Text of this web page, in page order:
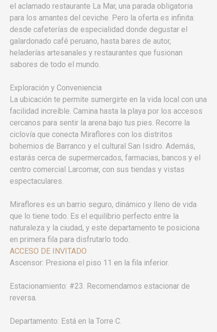
el aclamado restaurante La Mar, una parada obligatoria
para los amantes del ceviche. Pero la oferta es infinita:
desde cafeterías de especialidad donde degustar el
galardonado café peruano, hasta bares de autor,
heladerías artesanales y restaurantes que fusionan
sabores de todo el mundo.
Exploración y Conveniencia
La ubicación te permite sumergirte en la vida local con una
facilidad increíble. Camina hasta la playa por los accesos
cercanos para sentir la arena bajo tus pies. Recorre la
ciclovía que conecta Miraflores con los distritos
bohemios de Barranco y el cultural San Isidro. Además,
estarás cerca de supermercados, farmacias, bancos y el
centro comercial Larcomar, con sus tiendas y vistas
espectaculares.
Miraflores es un barrio seguro, dinámico y lleno de vida
que lo tiene todo. Es el equilibrio perfecto entre la
naturaleza y la ciudad, y este departamento te posiciona
en primera fila para disfrutarlo todo.
ACCESO DE INVITADO
Ascensor: Presiona el piso 11 en la fila inferior.
Estacionamiento: #23. Recomendamos estacionar de
reversa.
Departamento: Está en la Torre C.